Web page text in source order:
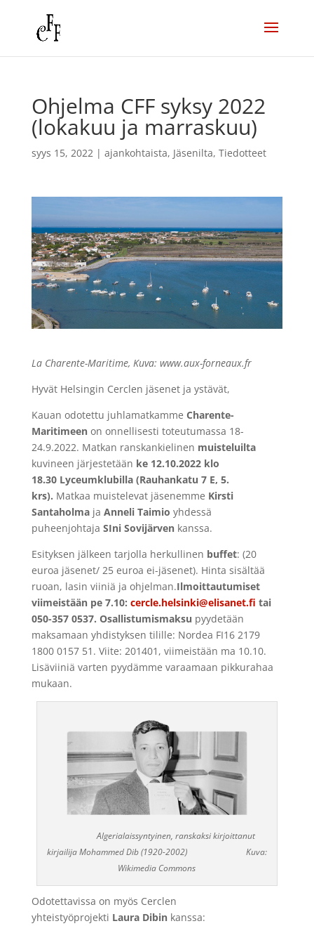
Ohjelma CFF syksy 2022
(lokakuu ja marraskuu)
syys 15, 2022| ajankohtaista, Jäsenilta, Tiedotteet
La Charente-Maritime, Kuva: www.aux-forneaux.fr
Hyvät Helsingin Cerclen jäsenet ja ystävät,
Kauan odotettu juhlamatkamme Charente-
Maritimeenon onnellisesti toteutumassa 18-
24.9.2022. Matkan ranskankielinen muisteluilta
kuvineen järjestetään ke 12.10.2022 klo
18.30 Lyceumklubilla (Rauhankatu 7 E, 5.
krs). Matkaa muistelevat jäsenemme Kirsti
Santaholmaja Anneli Taimio yhdessä
puheenjohtaja SIni Sovijärvenkanssa.
Esityksen jälkeen tarjolla herkullinen buffet: (20
euroa jäsenet/ 25 euroa ei-jäsenet). Hinta sisältää
ruoan, lasin viiniä ja ohjelman.Ilmoittautumiset
viimeistään pe 7.10: cercle.helsinki@elisanet.fi tai
050-357 0537. Osallistumismaksu pyydetään
maksamaan yhdistyksen tilille: Nordea FI16 2179
1800 0157 51. Viite: 201401, viimeistään ma 10.10.
Lisäviiniä varten pyydämme varaamaan pikkurahaa
mukaan.
Algerialaissyntyinen, ranskaksi kirjoittanut
kirjailija Mohammed Dib (1920-2002) Kuva:
Wikimedia Commons
Odotettavissa on myös Cerclen
yhteistyöprojekti Laura Dibinkanssa: